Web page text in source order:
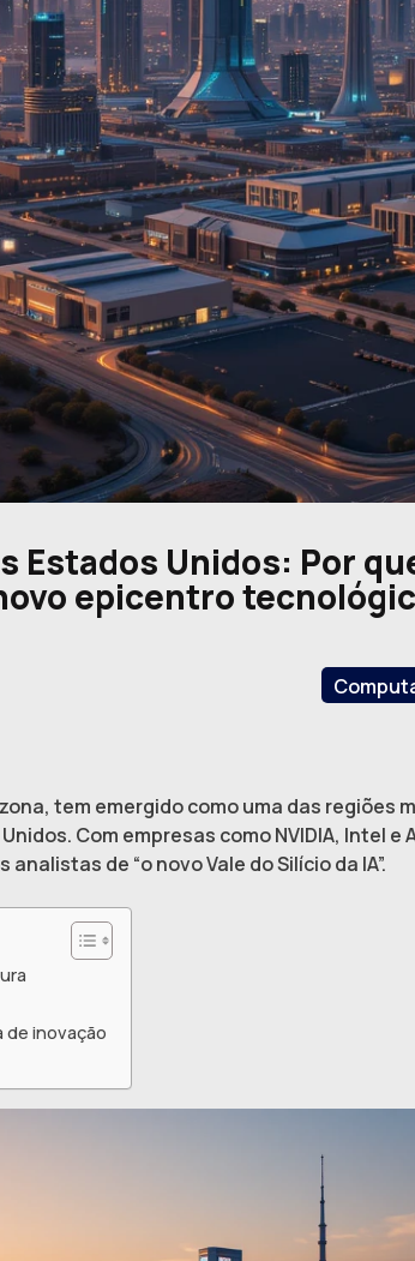
Estados Unidos: Por
epicentro
tem emergido como uma das regiões
Com empresas como NVIDIA, Intel
de “o novo Vale do Silício da IA”.
de inovação